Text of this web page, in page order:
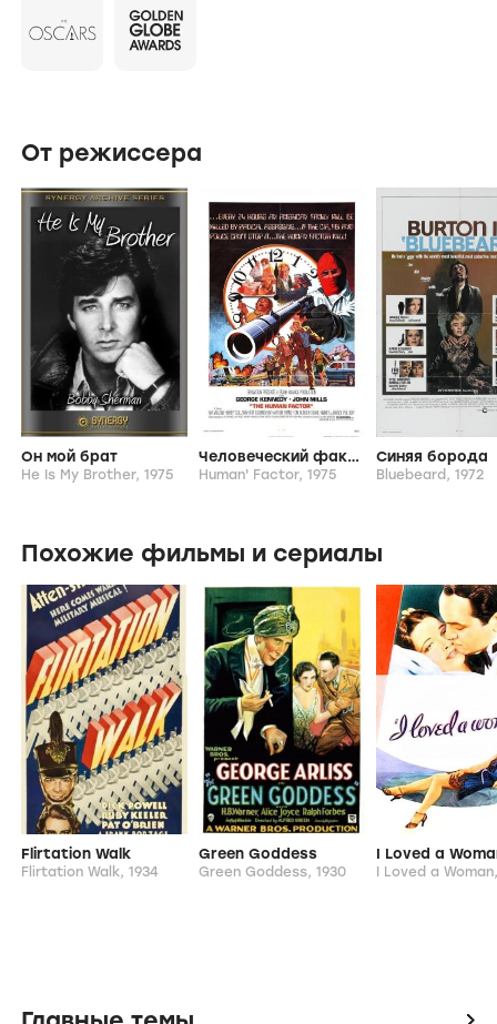
горняков.Лучший сюжет для художественного
фильма, 1954. Номинация на «Оскар» за лучшую
От режиссера
Он мой брат
He Is My Brother, 1975
Человеческий фактор
Human' Factor, 1975
Синяя борода
Bluebeard, 1972
Похожие фильмы и сериалы
Flirtation Walk
Flirtation Walk, 1934
Green Goddess
Green Goddess, 1930
I Loved a
I Loved a
icon